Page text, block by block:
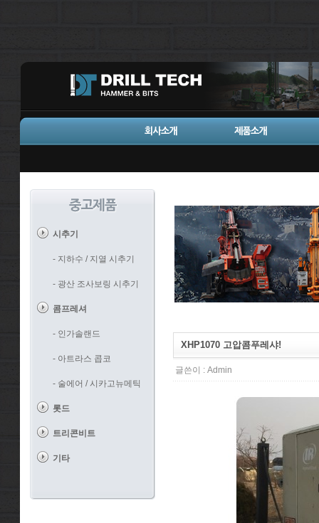
시추기
- 지하수 / 지열 시추기
- 광산 조사보링 시추기
콤프레셔
- 인가솔랜드
- 아트라스 콥코
- 술에어 / 시카고뉴메틱
롯드
트리콘비트
기타
XHP1070 고압콤푸레샤!
글쓴이 : Admin